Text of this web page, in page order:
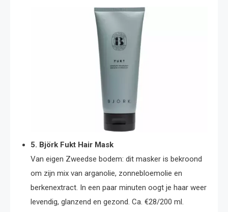
5. Björk Fukt Hair Mask
Van eigen Zweedse bodem: dit masker is bekroond
om zijn mix van arganolie, zonnebloemolie en
berkenextract. In een paar minuten oogt je haar weer
levendig, glanzend en gezond. Ca. €28/200 ml.